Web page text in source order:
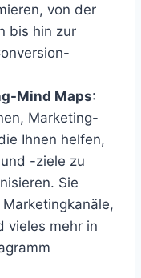
von der
bis hin zur
Mind Maps:
Marketing-
Ihnen helfen,
-ziele zu
Sie
vieles mehr in